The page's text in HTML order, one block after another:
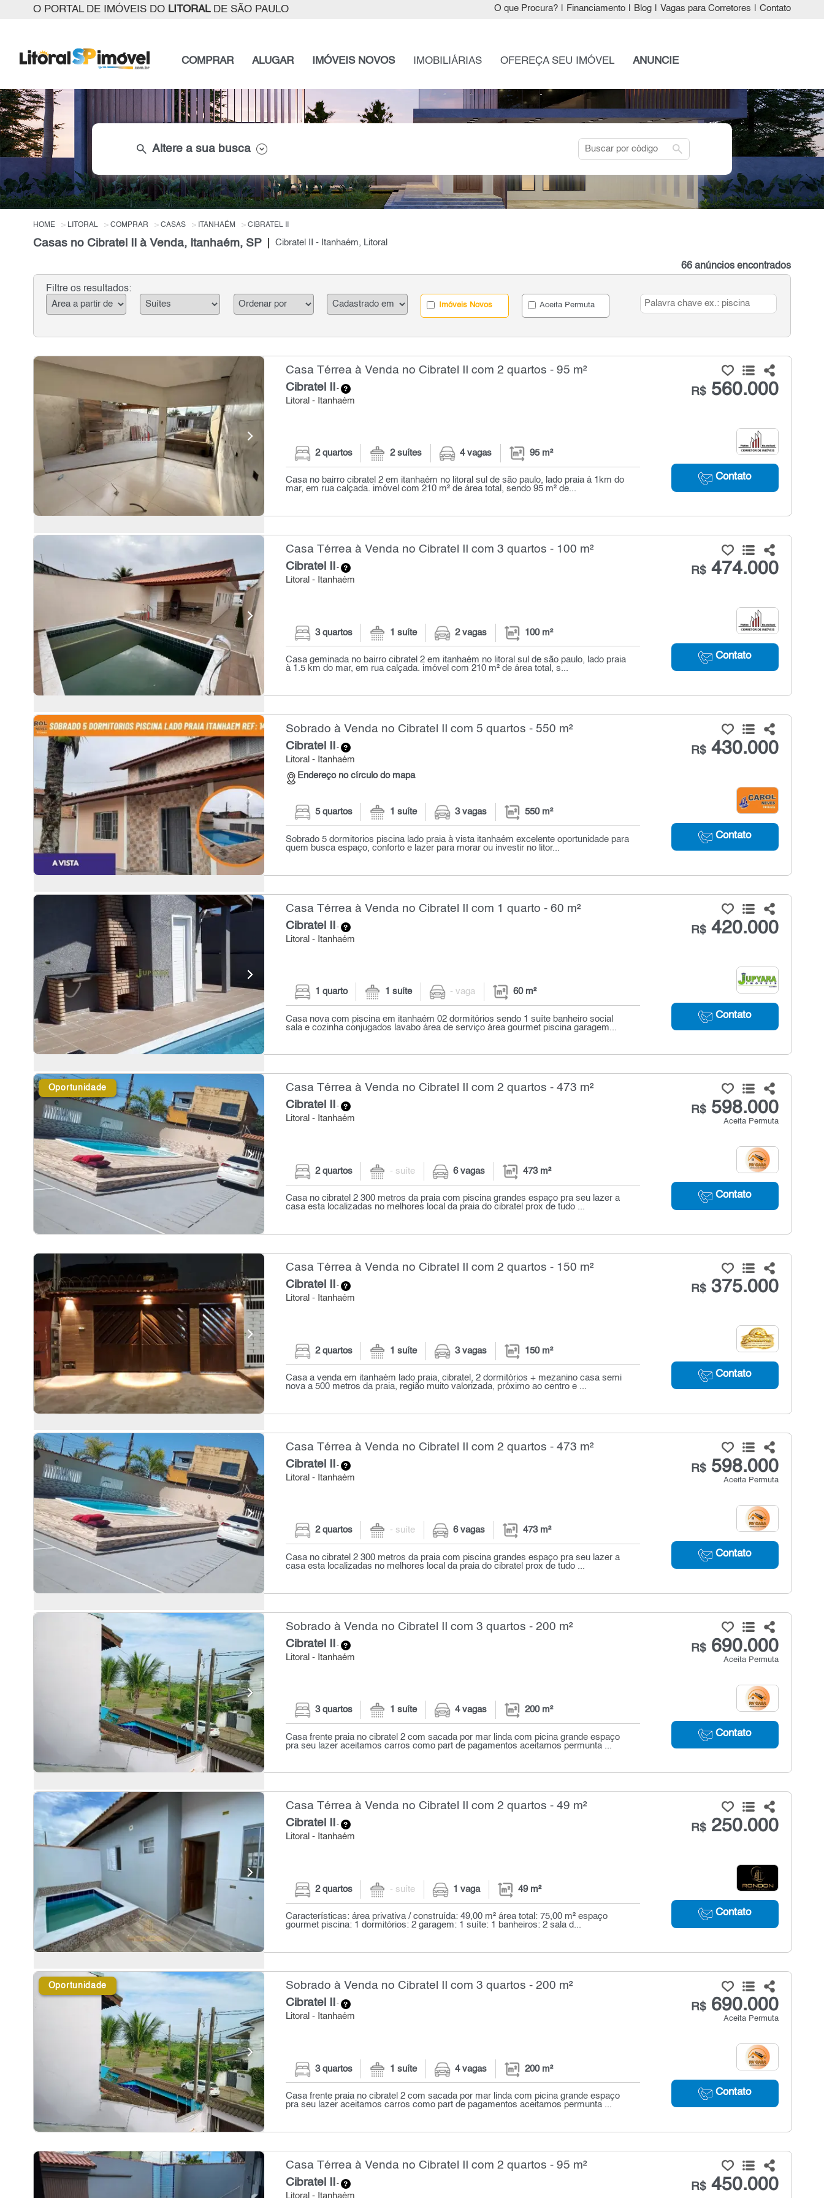
O PORTAL DE IMÓVEIS DO LITORALDE SÃO PAULO O que Procura? Financiamento Blog Vagas para Corretores Contato
COMPRAR ALUGAR IMÓVEIS NOVOS IMOBILIÁRIAS OFEREÇA SEU IMÓVEL ANUNCIE
search Altere a sua busca search
HOME LITORAL COMPRAR CASAS ITANHAÉM CIBRATEL II
Casas no Cibratel II à Venda, Itanhaém, SP Cibratel II - Itanhaém, Litoral
66 anúncios encontrados
Filtre os resultados:
Imóveis Novos Aceita Permuta
Casa Térrea à Venda no Cibratel II com 2 quartos - 95 m²
Cibratel II -
Litoral - Itanhaém
R$560.000
Contato
2 quartos 2 suítes 4 vagas 95 m²
Casa no bairro cibratel 2 em itanhaém no litoral sul de são paulo, lado praia á 1km do
mar, em rua calçada. imóvel com 210 m² de área total, sendo 95 m² de...
Casa Térrea à Venda no Cibratel II com 3 quartos - 100 m²
Cibratel II -
Litoral - Itanhaém
R$474.000
Contato
3 quartos 1 suíte 2 vagas 100 m²
Casa geminada no bairro cibratel 2 em itanhaém no litoral sul de são paulo, lado praia
à 1.5 km do mar, em rua calçada. imóvel com 210 m² de área total, s...
Sobrado à Venda no Cibratel II com 5 quartos - 550 m²
Cibratel II -
Litoral - Itanhaém
Endereço no círculo do mapa
R$430.000
Contato
5 quartos 1 suíte 3 vagas 550 m²
Sobrado 5 dormitorios piscina lado praia à vista itanhaém excelente oportunidade para
quem busca espaço, conforto e lazer para morar ou investir no litor...
Casa Térrea à Venda no Cibratel II com 1 quarto - 60 m²
Cibratel II -
Litoral - Itanhaém
R$420.000
Contato
1 quarto 1 suíte - vaga 60 m²
Casa nova com piscina em itanhaém 02 dormitórios sendo 1 suíte banheiro social
sala e cozinha conjugados lavabo área de serviço área gourmet piscina garagem...
Oportunidade Casa Térrea à Venda no Cibratel II com 2 quartos - 473 m²
Cibratel II -
Litoral - Itanhaém
R$598.000
Aceita Permuta
Contato
2 quartos - suíte 6 vagas 473 m²
Casa no cibratel 2 300 metros da praia com piscina grandes espaço pra seu lazer a
casa esta localizadas no melhores local da praia do cibratel prox de tudo ...
Casa Térrea à Venda no Cibratel II com 2 quartos - 150 m²
Cibratel II -
Litoral - Itanhaém
R$375.000
Contato
2 quartos 1 suíte 3 vagas 150 m²
Casa a venda em itanhaém lado praia, cibratel, 2 dormitórios + mezanino casa semi
nova a 500 metros da praia, região muito valorizada, próximo ao centro e ...
Casa Térrea à Venda no Cibratel II com 2 quartos - 473 m²
Cibratel II -
Litoral - Itanhaém
R$598.000
Aceita Permuta
Contato
2 quartos - suíte 6 vagas 473 m²
Casa no cibratel 2 300 metros da praia com piscina grandes espaço pra seu lazer a
casa esta localizadas no melhores local da praia do cibratel prox de tudo ...
Sobrado à Venda no Cibratel II com 3 quartos - 200 m²
Cibratel II -
Litoral - Itanhaém
R$690.000
Aceita Permuta
Contato
3 quartos 1 suíte 4 vagas 200 m²
Casa frente praia no cibratel 2 com sacada por mar linda com picina grande espaço
pra seu lazer aceitamos carros como part de pagamentos aceitamos permunta ...
Casa Térrea à Venda no Cibratel II com 2 quartos - 49 m²
Cibratel II -
Litoral - Itanhaém
R$250.000
Contato
2 quartos - suíte 1 vaga 49 m²
Características: área privativa / construída: 49,00 m² área total: 75,00 m² espaço
gourmet piscina: 1 dormitórios: 2 garagem: 1 suíte: 1 banheiros: 2 sala d...
Oportunidade Sobrado à Venda no Cibratel II com 3 quartos - 200 m²
Cibratel II -
Litoral - Itanhaém
R$690.000
Aceita Permuta
Contato
3 quartos 1 suíte 4 vagas 200 m²
Casa frente praia no cibratel 2 com sacada por mar linda com picina grande espaço
pra seu lazer aceitamos carros como part de pagamentos aceitamos permunta ...
Casa Térrea à Venda no Cibratel II com 2 quartos - 95 m²
Cibratel II -
Litoral - Itanhaém
R$450.000